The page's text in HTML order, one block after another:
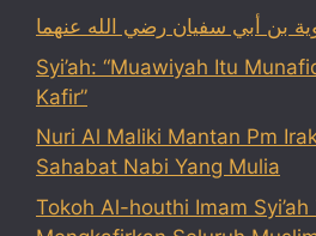
بن أبي سفيان رضي الله عنهما
Syi’ah: “Muawiyah Itu
Kafir”
Nuri Al Maliki Mantan Pm
Sahabat Nabi Yang Mulia
Tokoh Al-houthi Imam